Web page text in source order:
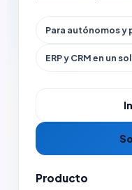
Para autónomos y
ERP y CRM en un
Producto